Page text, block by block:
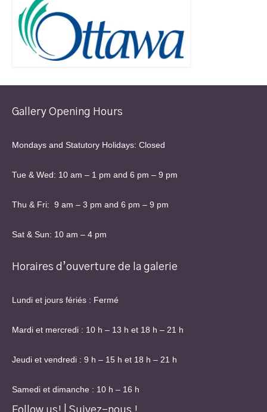
Gallery Opening Hours
Mondays and Statutory Holidays: Closed
Tue & Wed: 10 am – 1 pm and 6 pm – 9 pm
Thu & Fri: 9 am – 3 pm and 6 pm – 9 pm
Sat & Sun: 10 am – 4 pm
Horaires d’ouverture de la galerie
Lundi et jours fériés : Fermé
Mardi et mercredi : 10 h – 13 h et 18 h – 21 h
Jeudi et vendredi : 9 h – 15 h et 18 h – 21 h
Samedi et dimanche : 10 h – 16 h